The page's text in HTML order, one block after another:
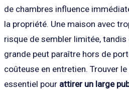
de chambres influence
la propriété. Une maison avec
risque de sembler limitée, tandis
grande peut paraître hors de
coûteuse en entretien. Trouver
essentiel pour attirer un large